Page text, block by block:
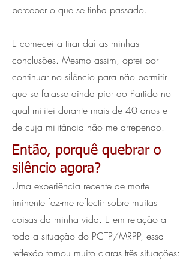
perceber o que se tinha passado.
E comecei a tirar daí as minhas
conclusões. Mesmo assim, optei por
continuar no silêncio para não permitir
que se falasse ainda pior do Partido no
qual militei durante mais de 40 anos e
de cuja militância não me arrependo.
Então, porquê quebrar o
silêncio agora?
Uma experiência recente de morte
iminente fez-me reflectir sobre muitas
coisas da minha vida. E em relação a
toda a situação do PCTP/MRPP, essa
reflexão tornou muito claras três situações: